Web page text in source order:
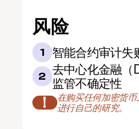
风险
1 智能合约审计失
2 去中心化金融（
监管不确定性
！
在购买任何加密货
进行自己的研究。